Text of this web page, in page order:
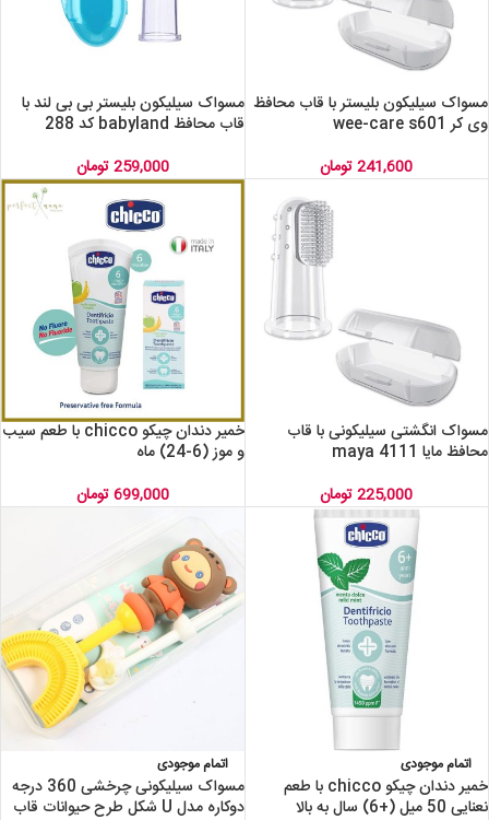
مسواک سیلیکون بلیستر با قاب محافظ
وی کر wee-care s601
241,600تومان
مسواک سیلیکون بلیستر بی بی لند با
قاب محافظ babyland کد 288
259,000تومان
مسواک انگشتی سیلیکونی با قاب
محافظ مایا maya 4111
225,000تومان
خمیر دندان چیکو chicco با طعم سیب
و موز (6-24) ماه
699,000تومان
اتمام موجودی
خمیر دندان چیکو chicco با طعم
نعنایی 50 میل (+6) سال به بالا
اتمام موجودی
مسواک سیلیکونی چرخشی 360 درجه
دوکاره مدل U شکل طرح حیوانات قاب